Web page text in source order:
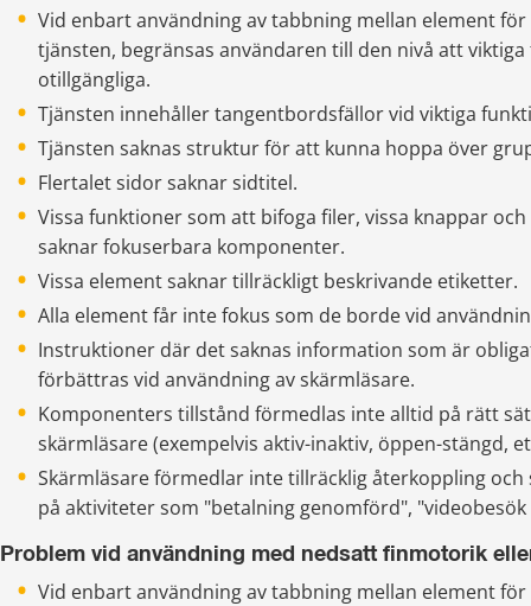
Vid enbart användning av tabbning mellan element
tjänsten, begränsas användaren till den nivå att
otillgängliga.
Tjänsten innehåller tangentbordsfällor vid viktiga
Tjänsten saknas struktur för att kunna hoppa över
Flertalet sidor saknar sidtitel.
Vissa funktioner som att bifoga filer, vissa knappar
saknar fokuserbara komponenter.
Vissa element saknar tillräckligt beskrivande etiketter.
Alla element får inte fokus som de borde vid
Instruktioner där det saknas information som är
förbättras vid användning av skärmläsare.
Komponenters tillstånd förmedlas inte alltid på rätt
skärmläsare (exempelvis aktiv-inaktiv, öppen-stängd,
Skärmläsare förmedlar inte tillräcklig återkoppling
på aktiviteter som "betalning genomförd",
Problem vid användning med nedsatt finmotorik
Vid enbart användning av tabbning mellan element